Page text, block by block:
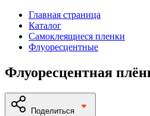
Главная страница
Каталог
Самоклеящиеся пленки
Флуоресцентные
Флуоресцентная
Поделиться